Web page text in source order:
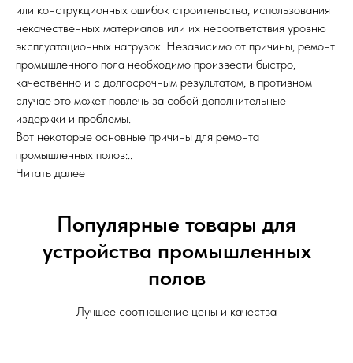
или конструкционных ошибок строительства, использования
некачественных материалов или их несоответствия уровню
эксплуатационных нагрузок. Независимо от причины, ремонт
промышленного пола необходимо произвести быстро,
качественно и с долгосрочным результатом, в противном
случае это может повлечь за собой дополнительные
издержки и проблемы.
Вот некоторые основные причины для ремонта
промышленных полов:..
Читать далее
Популярные товары для
устройства промышленных
полов
Лучшее соотношение цены и качества